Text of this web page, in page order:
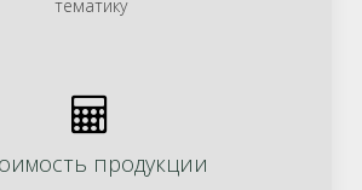
тематику
продукции